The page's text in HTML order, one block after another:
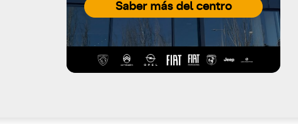
Saber más del centro